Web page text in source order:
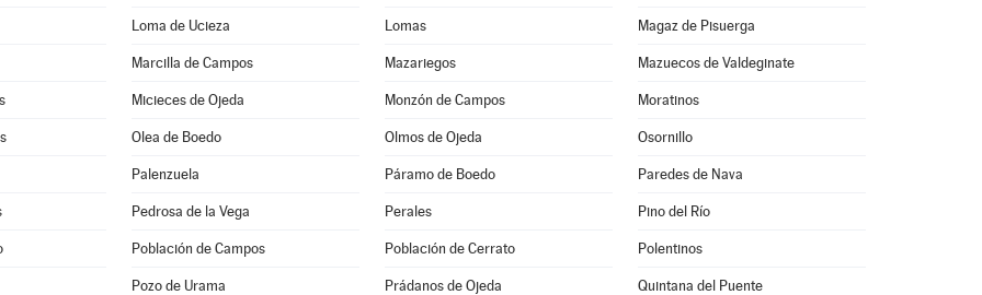
Loma de Ucieza Lomas Magaz de Pisuerga
Marcilla de Campos Mazariegos Mazuecos de Valdeginate
Micieces de Ojeda Monzón de Campos Moratinos
Olea de Boedo Olmos de Ojeda Osornillo
Palenzuela Páramo de Boedo Paredes de Nava
Pedrosa de la Vega Perales Pino del Río
Población de Campos Población de Cerrato Polentinos
Pozo de Urama Prádanos de Ojeda Quintana del Puente